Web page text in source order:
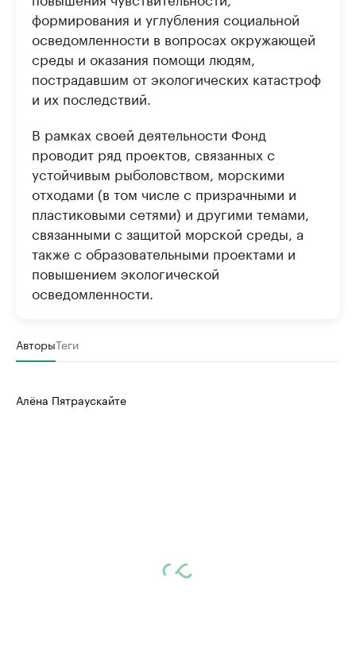
формирования и углубления социальной
осведомленности в вопросах окружающей
среды и оказания помощи людям,
пострадавшим от экологических катастроф
и их последствий.
В рамках своей деятельности Фонд
проводит ряд проектов, связанных с
устойчивым рыболовством, морскими
отходами (в том числе с призрачными и
пластиковыми сетями) и другими темами,
связанными с защитой морской среды, а
также с образовательными проектами и
повышением экологической
осведомленности.
АвторыТеги
Алёна Пятраускайте